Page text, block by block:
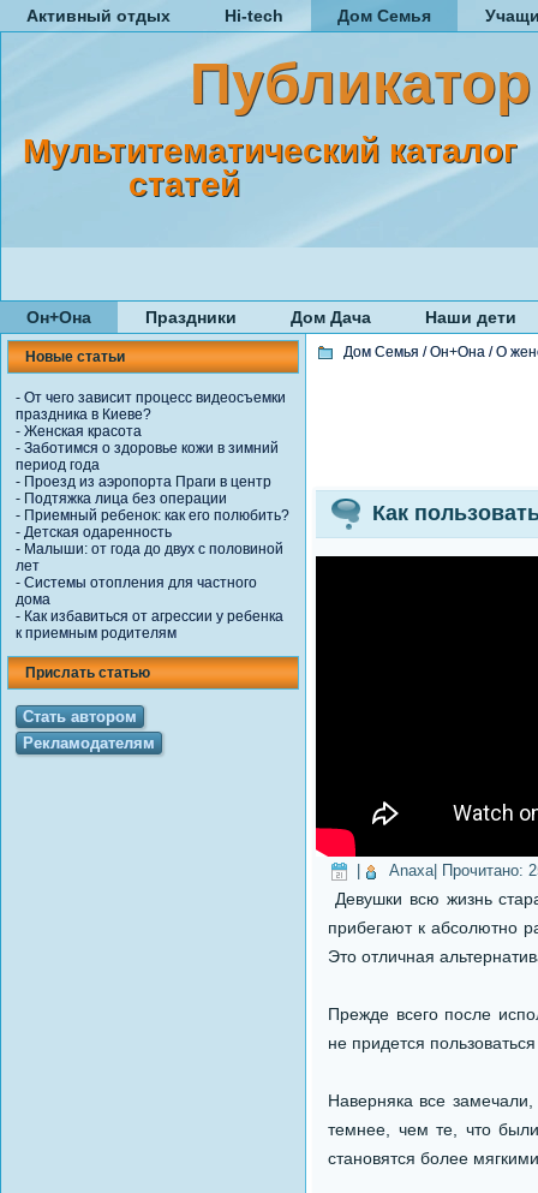
Активный отдых Hi-tech Дом Семья
Публикатор
Мультитематический каталог
статей
Он+Она Праздники Дом Дача Наши дети
Новые статьи
- От чего зависит процесс видеосъемки
праздника в Киеве?
- Женская красота
- Заботимся о здоровье кожи в зимний
период года
- Проезд из аэропорта Праги в центр
- Подтяжка лица без операции
- Приемный ребенок: как его полюбить?
- Детская одаренность
- Малыши: от года до двух с половиной
лет
- Системы отопления для частного
дома
- Как избавиться от агрессии у ребенка
к приемным родителям
Прислать статью
Стать автором
Рекламодателям
Дом Семья /Он+Она /О
Как
Anaxa| Прочитано:
Девушки всю жизнь
прибегают к абсолютно
Это отличная
Прежде всего после
не придется
Наверняка все
темнее, чем те, что
становятся более